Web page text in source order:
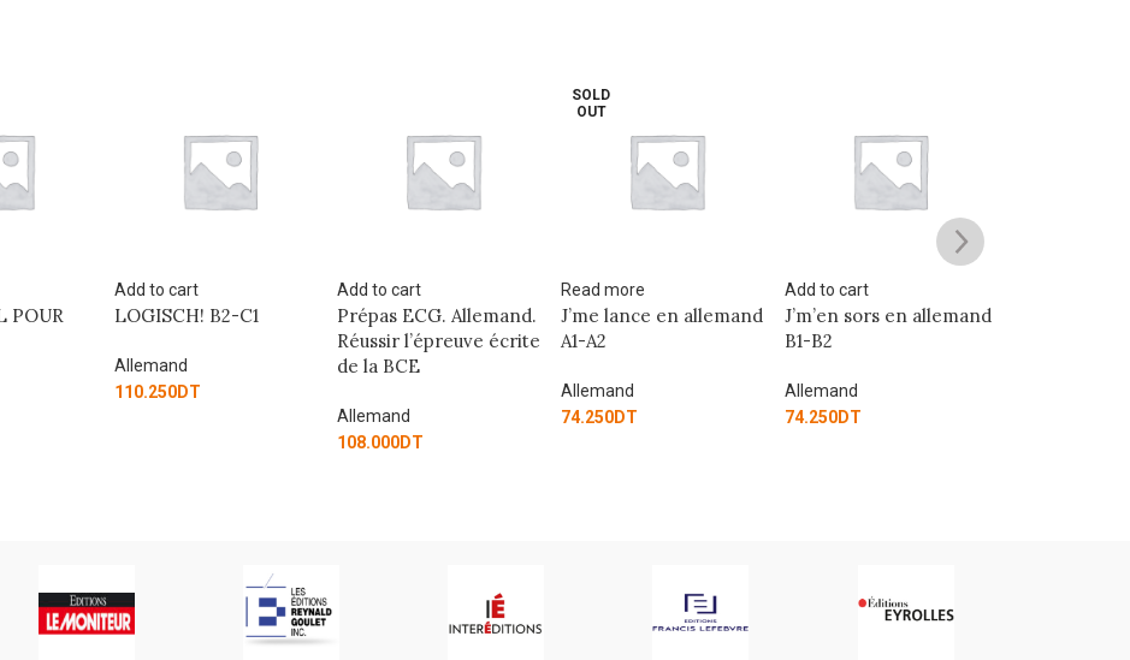
C1
Add to cart
Prépas ECG. Allemand.
de la BCE
Read more
J’me lance en allemand
A1-A2
74.250DT
Add to cart
J’m’en sors en allemand
B1-B2
Allemand
74.250DT
Add to cart
J’me perfectionne en
allemand C1-C2
Allemand
74.250DT